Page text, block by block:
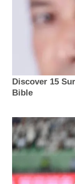
Discover 15
Bible